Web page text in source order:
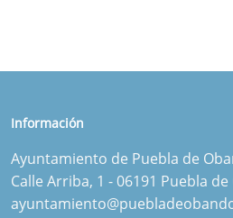
Información
Ayuntamiento de Puebla de
Calle Arriba, 1 - 06191 Puebla